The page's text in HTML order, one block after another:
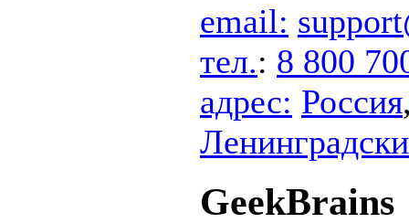
email:
тел.: 8 800
адрес: Россия
GeekBrains